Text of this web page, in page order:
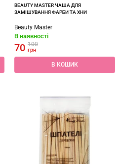
BEAUTY MASTER ЧАША ДЛЯ
ЗАМІШУВАННЯ ФАРБИ ТА ХНИ
Beauty Master
В наявності
70 100
грн
В КОШИК